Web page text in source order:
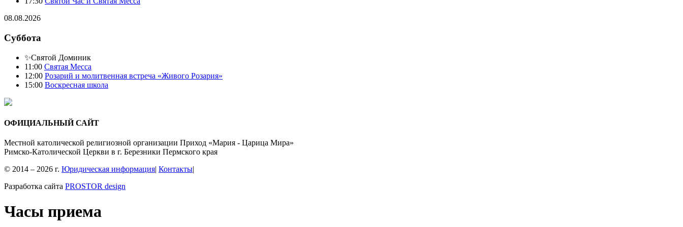
08.08.2026
Суббота
✨Святой Доминик
11:00 Святая Месса
12:00 Розарий и молитвенная встреча «Живого Розария»
15:00 Воскресная школа
ОФИЦИАЛЬНЫЙ САЙТ
Местной католической религиозной организации Приход «Мария - Царица Мира»
Римско-Католической Церкви в г. Березники Пермского края
© 2014 – 2026 г. Юридическая информация| Контакты|
Разработка сайта PROSTOR design
Часы приема